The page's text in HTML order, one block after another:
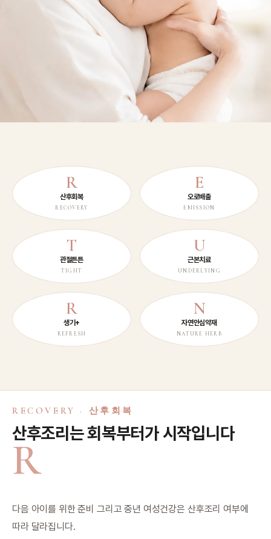
R
산후회복
RECOVERY
E
오로배출
EMISSION
T
관절튼튼
TIGHT
U
근본치료
UNDERLYING
R
생기+
REFRESH
N
자연안심약재
NATURE HERB
RECOVERY · 산후회복
산후조리는 회복부터가 시작입니다
R
다음 아이를 위한 준비 그리고 중년 여성건강은 산후조리 여부에
따라 달라집니다.